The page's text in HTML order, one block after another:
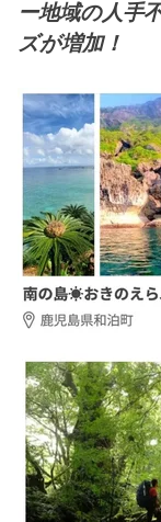
ー地域の人手
ズが増加！